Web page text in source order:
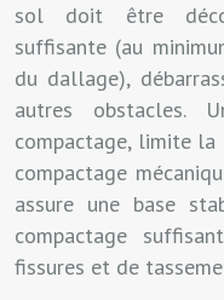
sol doit être
suffisante (au
du dallage),
autres obstacles.
compactage, limite la
compactage
assure une base
compactage
fissures et de